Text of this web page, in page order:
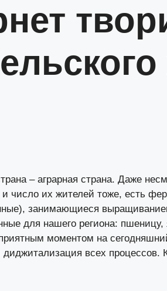
– аграрная страна. Даже
число их жителей тоже, есть
занимающиеся
для нашего региона: пшеницу,
моментом на
диджитализация всех процессов.